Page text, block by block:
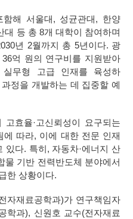
해 서울대 , 성균관대 , 한양
대 등 총 8개 대학이 참여하며
년 2월까지 총 5년이다. 광
36억 원의 연구비를 지원받아
실무형 고급 인재를 육성하
정을 개발하는 데 집중할 예
고효율·고신뢰성이 요구되는
에 따라, 이에 대한 전문 인재
있다. 특히 , 자동차·에너지 산
물 기반 전력반도체 분야에서
한 상황이다.
자재료공학과)가 연구책임자
학과), 신원호 교수(전자재료